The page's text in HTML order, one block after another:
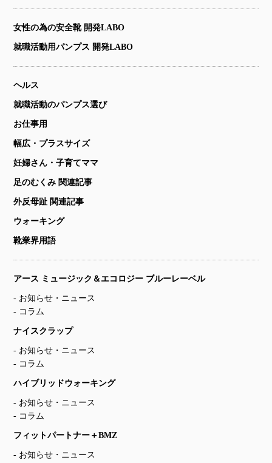
女性の為の安全靴 開発LABO
就職活動用パンプス 開発LABO
ヘルス
就職活動のパンプス選び
お仕事用
幅広・プラスサイズ
妊婦さん・子育てママ
足のむくみ 関連記事
外反母趾 関連記事
ウォーキング
靴業界用語
アース ミュージック＆エコロジー ブルーレーベル
お知らせ・ニュース
コラム
ナイスクラップ
お知らせ・ニュース
コラム
ハイブリッドウォーキング
お知らせ・ニュース
コラム
フィットパートナー＋BMZ
お知らせ・ニュース